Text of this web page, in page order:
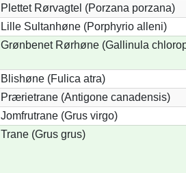
Plettet Rørvagtel (Porzana porzana)
Lille Sultanhøne (Porphyrio alleni)
Grønbenet Rørhøne (Gallinula
Blishøne (Fulica atra)
Prærietrane (Antigone canadensis)
Jomfrutrane (Grus virgo)
Trane (Grus grus)